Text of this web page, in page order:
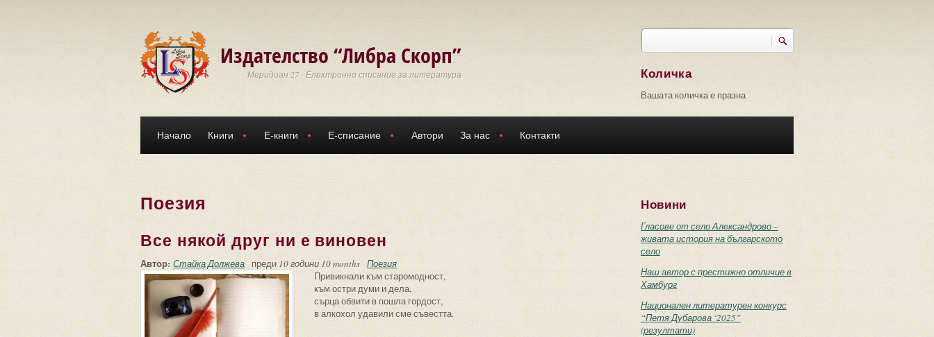
Издателство “Либра Скорп”
Меридиан 27 - Електронно списание за литература
Търси
Количка
Вашата количка е празна
Начало Книги Е-книги Е-списание Автори За нас Контакти
Поезия
Все някой друг ни е виновен
Автор: Стайка Должева преди 10 години 10 months Поезия
Привикнали към старомодност,
към остри думи и дела,
сърца обвити в пошла гордост,
в алкохол удавили сме съвестта.
Новини
Гласове от село Александрово –
живата история на българското
село
Наш автор с престижно отличие в
Хамбург
Национален литературен конкурс
“Петя Дубарова ‘2025”
(резултати)